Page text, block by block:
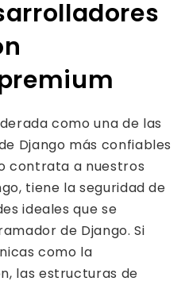
como una de las
Django más confiables
contrata a nuestros
tiene la seguridad de
ideales que se
de Django. Si
como la
las estructuras de